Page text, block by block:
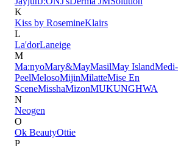
K
Kiss by RosemineKlairs
L
La'dorLaneige
M
Ma:nyoMary&MayMasilMay IslandMedi-
PeelMelosoMijinMilatteMise En
SceneMisshaMizonMUKUNGHWA
N
Neogen
O
Ok BeautyOttie
P